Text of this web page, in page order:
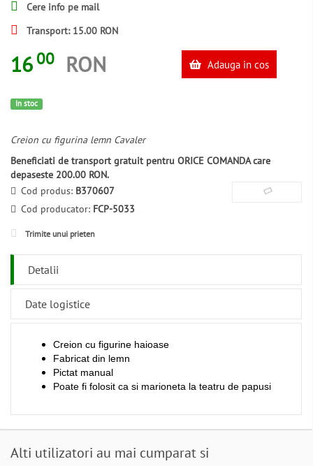
Cere info pe mail
Transport: 15.00 RON
16 00 RON Adauga in cos
In stoc
Creion cu figurina lemn Cavaler
Beneficiati de transport gratuit pentru ORICE COMANDA care
depaseste 200.00 RON.
Cod produs: B370607
Cod producator: FCP-5033
Trimite unui prieten
Detalii
Date logistice
Creion cu figurine haioase
Fabricat din lemn
Pictat manual
Poate fi folosit ca si marioneta la teatru de papusi
Alti utilizatori au mai cumparat si